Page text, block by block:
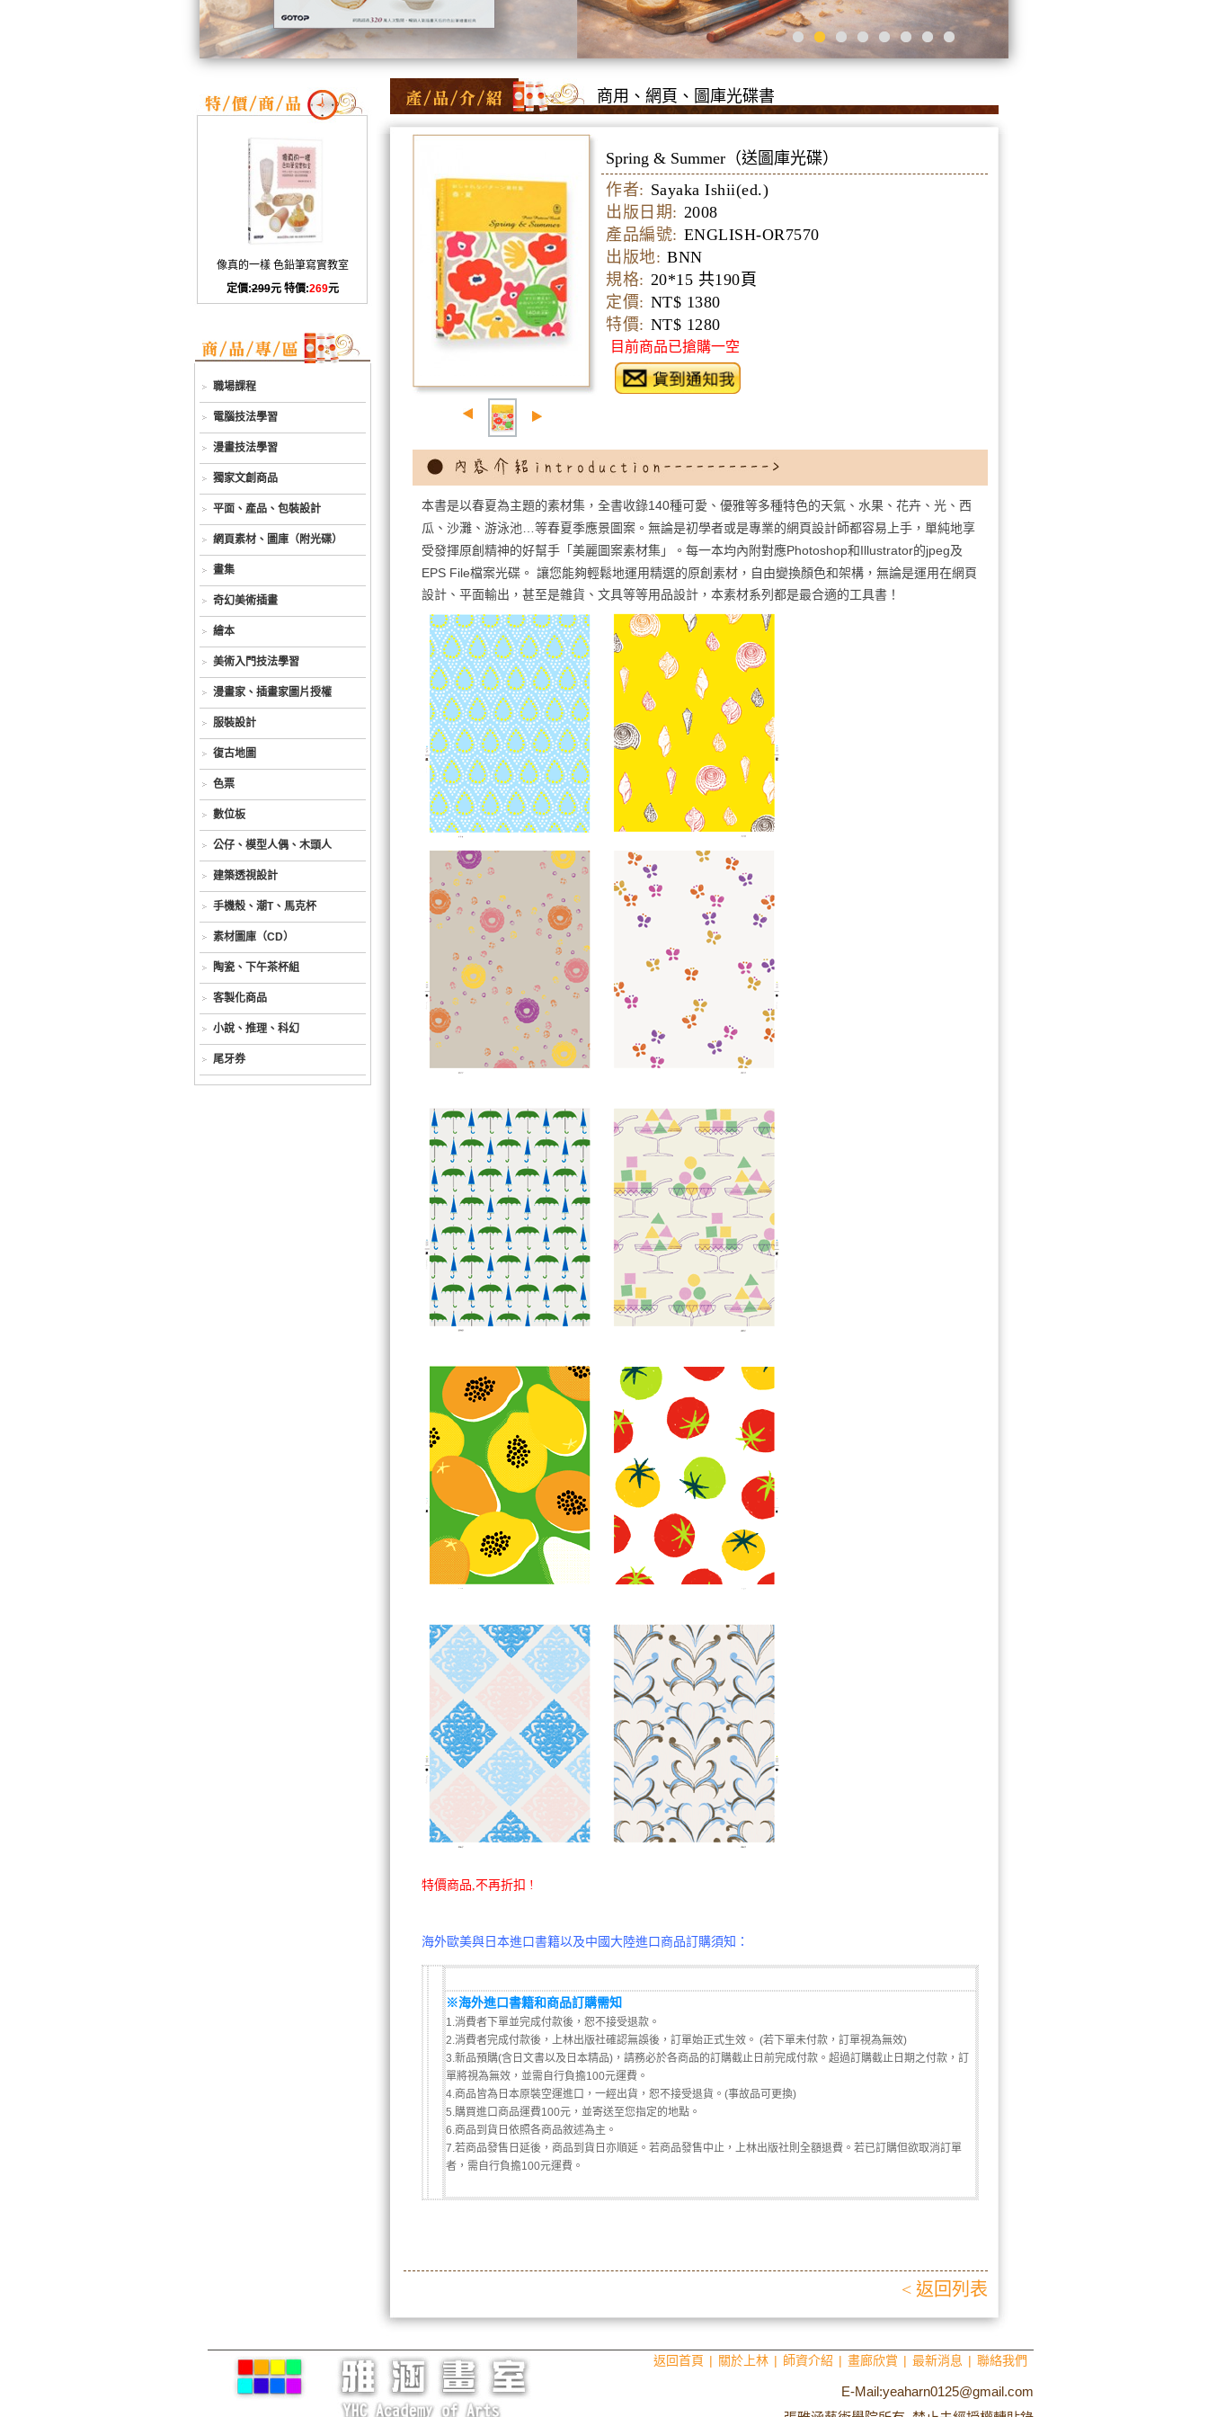
像真的一樣 色鉛筆寫實教室
定價:299元 特價:269元
職場課程
電腦技法學習
漫畫技法學習
獨家文創商品
平面、產品、包裝設計
網頁素材、圖庫（附光碟）
畫集
奇幻美術插畫
繪本
美術入門技法學習
漫畫家、插畫家圖片授權
服裝設計
復古地圖
色票
數位板
公仔、模型人偶、木頭人
建築透視設計
手機殼、潮T、馬克杯
素材圖庫（CD）
陶瓷、下午茶杯組
客製化商品
小說、推理、科幻
尾牙券
商用、網頁、圖庫光碟書
Spring & Summer（送圖庫光碟）
作者: Sayaka Ishii(ed.)
出版日期: 2008
產品編號: ENGLISH-OR7570
出版地: BNN
規格: 20*15 共190頁
定價: NT$ 1380
特價: NT$ 1280
目前商品已搶購一空
本書是以春夏為主題的素材集，全書收錄140種可愛、優雅等多種特色的天氣、水果、花卉、光、西
瓜、沙灘、游泳池
等春夏季應景圖案。無論是初學者或是專業的網頁設計師都容易上手，單純地享
受發揮原創精神的好幫手「美麗圖案素材集」。每一本均內附對應Photoshop和 Illustrator的jpeg及
EPS File檔案光碟。 讓您能夠輕鬆地運用精選的原創素材，自由變換顏色和架構，無論是運用在網頁
設計、平面輸出，甚至是雜貨、文具等等用品設計，本素材系列都是最合適的工具書！
特價商品,不再折扣 !
海外歐美與日本進口書籍以及中國大陸進口商品訂購須知：
※海外進口書籍和商品訂購需知
1.消費者下單並完成付款後，恕不接受退款。
2.消費者完成付款後，上林出版社確認無誤後，訂單始正式生效。 (若下單未付款，訂單視為無效)
3.新品預購(含日文書以及日本精品)，請務必於各商品的訂購截止日前完成付款。超過訂購截止日期之付款，訂
單將視為無效，並需自行負擔100元運費。
4.商品皆為日本原裝空運進口，一經出貨，恕不接受退貨。(事故品可更換)
5.購買進口商品運費100元，並寄送至您指定的地點。
6.商品到貨日依照各商品敘述為主。
7.若商品發售日延後，商品到貨日亦順延。若商品發售中止，上林出版社則全額退費。若已訂購但欲取消訂單
者，需自行負擔100元運費。
< 返回列表
返回首頁 | 關於上林 | 師資介紹 | 畫廊欣賞 | 最新消息 | 聯絡我們
E-Mail:yeaharn0125@gmail.com